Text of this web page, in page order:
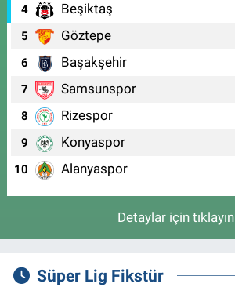
4 Beşiktaş
5 Göztepe
6 Başakşehir
7 Samsunspor
8 Rizespor
9 Konyaspor
10 Alanyaspor
Detaylar için tıklayın
Süper Lig Fikstür